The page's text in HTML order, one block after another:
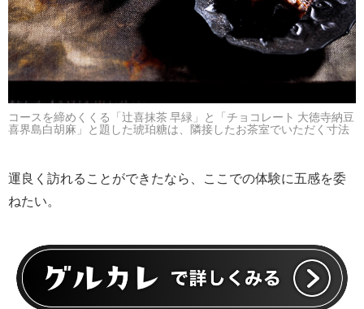
コースを締めくくる「辻喜抹茶 早緑」と「チョコレート 大徳寺納豆
喜界島白胡麻」と題した琥珀糖は、隣接したお茶室でいただく寸法
運良く訪れることができたなら、ここでの体験に五感を委
ねたい。